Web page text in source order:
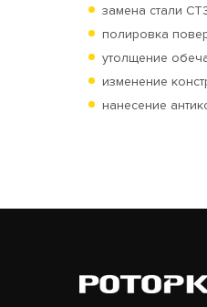
замена стали
полировка
утолщение
изменение
нанесение